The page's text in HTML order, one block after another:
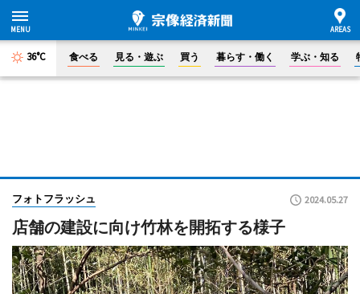
36°C 食べる 見る・遊ぶ 買う 暮らす・働く 学ぶ・知る
フォトフラッシュ 2024.05.27
店舗の建設に向け竹林を開拓する様子